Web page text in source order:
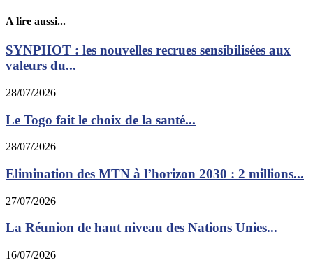
A lire aussi...
SYNPHOT : les nouvelles recrues sensibilisées aux
valeurs du...
28/07/2026
Le Togo fait le choix de la santé...
28/07/2026
Elimination des MTN à l’horizon 2030 : 2 millions...
27/07/2026
La Réunion de haut niveau des Nations Unies...
16/07/2026